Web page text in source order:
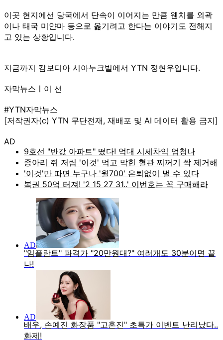
이곳 현지에선 당국에서 단속이 이어지는 만큼 웬치를 외곽
이나 태국 미얀마 등으로 옮기려고 한다는 이야기도 전해지
고 있는 상황입니다.
지금까지 캄보디아 시아누크빌에서 YTN 정현우입니다.
자막뉴스ㅣ이 선
#YTN자막뉴스
[저작권자(c) YTN 무단전재, 재배포 및 AI 데이터 활용 금지]
AD